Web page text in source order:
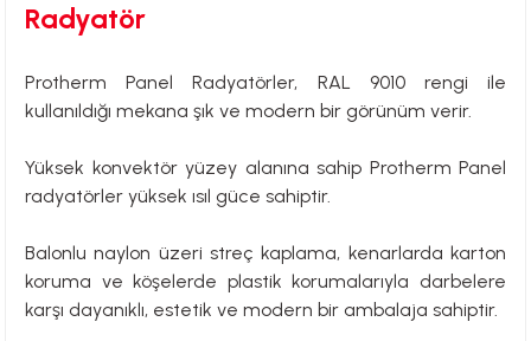
Çamur ve Drenaj Pompaları
Radyatör
Protherm Panel Radyatörler, RAL 9010 rengi ile
kullanıldığı mekana şık ve modern bir görünüm verir.
Yüksek konvektör yüzey alanına sahip Protherm Panel
radyatörler yüksek ısıl güce sahiptir.
Balonlu naylon üzeri streç kaplama, kenarlarda karton
koruma ve köşelerde plastik korumalarıyla darbelere
karşı dayanıklı, estetik ve modern bir ambalaja sahiptir.